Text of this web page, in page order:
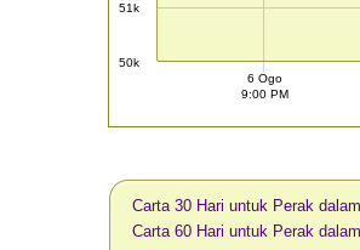
50k
51k
6 Ogo
9:00 PM
Carta 30 Hari untuk Perak
Carta 60 Hari untuk Perak